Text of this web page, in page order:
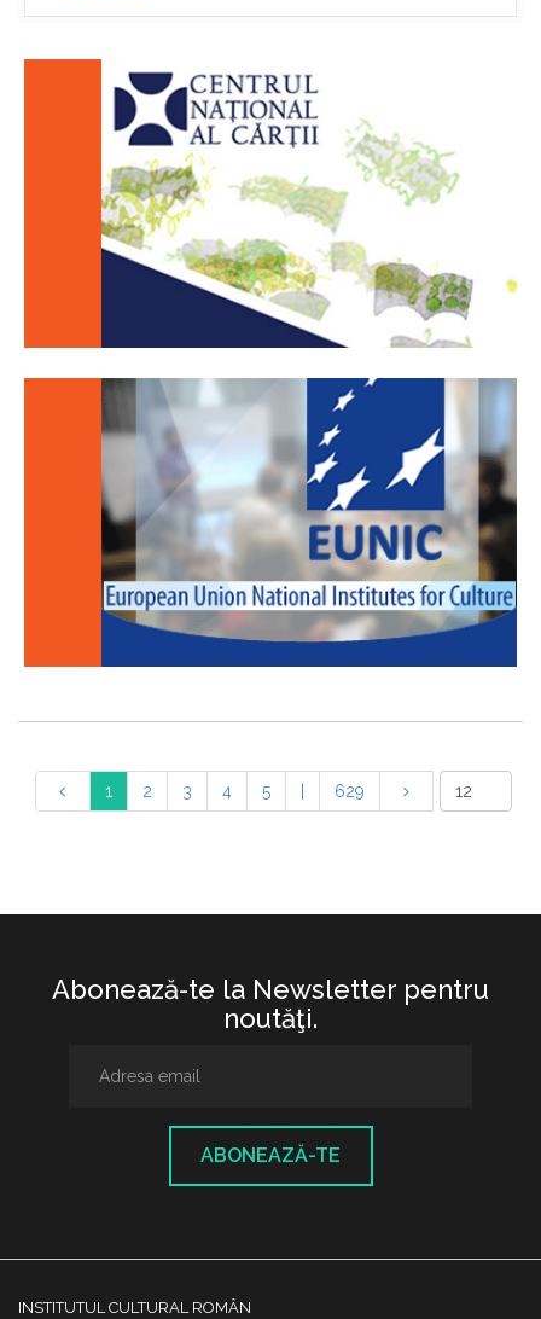
1 2 3 4 5 629
Abonează-te la Newsletter pentru
noutăţi.
ABONEAZĂ-TE
INSTITUTUL CULTURAL ROMÂN